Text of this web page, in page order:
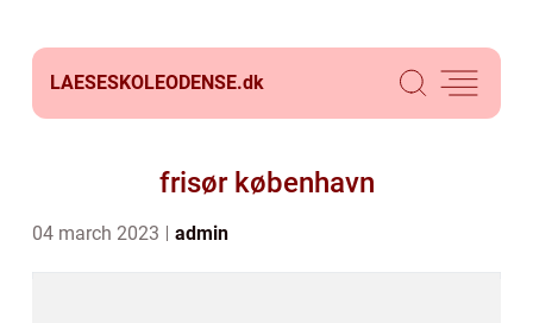
LAESESKOLEODENSE.dk
frisør københavn
04 march 2023 admin